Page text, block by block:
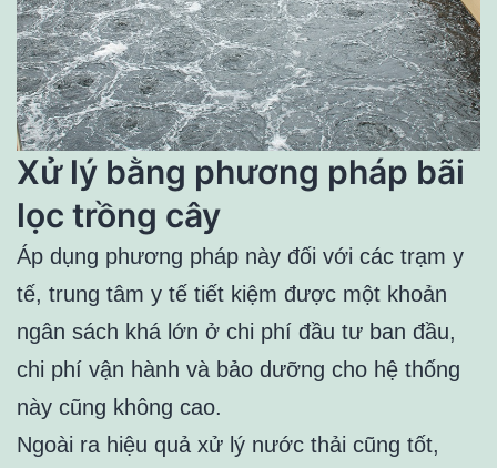
Xử lý bằng phương pháp bãi
lọc trồng cây
Áp dụng phương pháp này đối với các trạm y
tế, trung tâm y tế tiết kiệm được một khoản
ngân sách khá lớn ở chi phí đầu tư ban đầu,
chi phí vận hành và bảo dưỡng cho hệ thống
này cũng không cao.
Ngoài ra hiệu quả xử lý nước thải cũng tốt,